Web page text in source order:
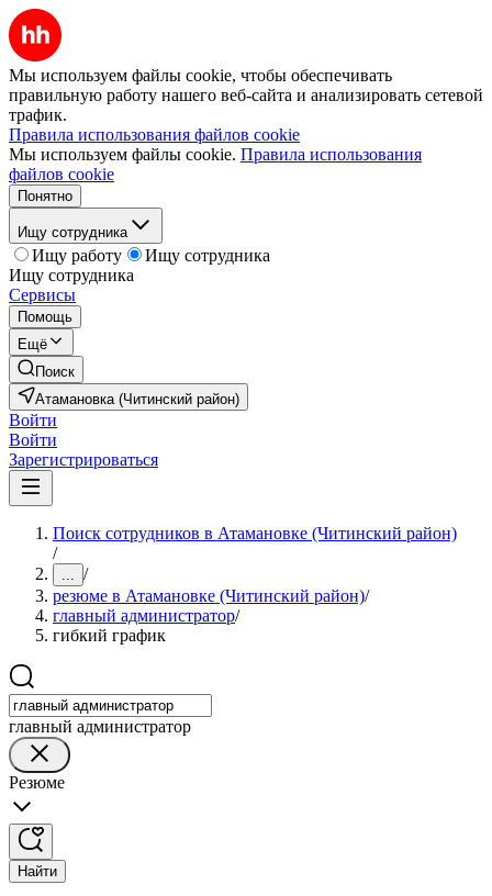
Мы используем файлы cookie, чтобы обеспечивать
правильную работу нашего веб-сайта и анализировать сетевой
трафик.
Правила использования файлов cookie
Мы используем файлы cookie. Правила использования
файлов cookie
Понятно
Ищу сотрудника
Ищу работу
Ищу сотрудника
Ищу сотрудника
Сервисы
Помощь
Ещё
Поиск
Атамановка (Читинский район)
Войти
Войти
Зарегистрироваться
Поиск сотрудников в Атамановке (Читинский район)
/
... /
резюме в Атамановке (Читинский район)/
главный администратор/
гибкий график
главный администратор
Резюме
Найти